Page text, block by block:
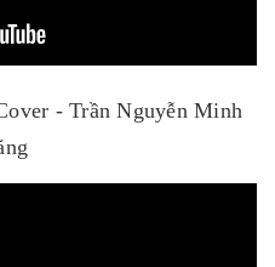
- Trần Nguyễn Minh